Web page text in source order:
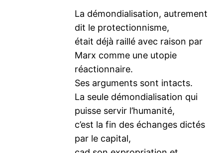
La démondialisation, autrement
dit le protectionnisme,
était déjà raillé avec raison par
Marx comme une utopie
réactionnaire.
Ses arguments sont intacts.
La seule démondialisation qui
puisse servir l’humanité,
c’est la fin des échanges dictés
par le capital,